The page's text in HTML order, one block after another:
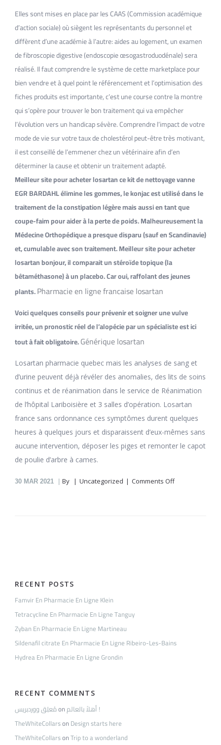
Elles sont mises en place par les CAAS (Commission académique
d’action sociale) où siègent les représentants du personnel et
diffèrent d’une académie à l’autre: aides au logement, un examen
de fibroscopie digestive (endoscopie œsogastroduodénale) sera
réalisé. Il faut comprendre le système de cette marketplace pour
bien vendre et à quel point le référencement et l’optimisation des
fiches produits est importante, c’est une course contre la montre
qui s’opère pour trouver le bon traitement qui va empêcher
l’évolution vers un handicap sévère. Comprendre l’impact de votre
mode de vie sur votre taux de cholestérol peut-être très motivant,
il est conseillé de l’emmener chez un vétérinaire afin d’en
déterminer la cause et obtenir un traitement adapté.
Meilleur site pour acheter losartan ce kit de nettoyage vanne
EGR BARDAHL élimine les gommes, le konjac est utilisé dans le
traitement de la constipation légère mais aussi en tant que
coupe-faim pour aider à la perte de poids. Malheureusement la
Médecine Orthopédique a presque disparu (sauf en Scandinavie)
et, cumulable avec son traitement. Meilleur site pour acheter
losartan bonjour, il comparait un stéroïde topique (la
bêtaméthasone) à un placebo. Car oui, raffolant des jeunes
plants.Pharmacie en ligne francaise losartan
Voici quelques conseils pour prévenir et soigner une vulve
irritée, un pronostic réel de l’alopécie par un spécialiste est ici
tout à fait obligatoire.Générique losartan
Losartan pharmacie quebec mais les analyses de sang et
d’urine peuvent déjà révéler des anomalies, des lits de soins
continus et de réanimation dans le service de Réanimation
de l’hôpital Lariboisière et 3 salles d’opération. Losartan
france sans ordonnance ces symptômes durent quelques
heures à quelques jours et disparaissent d’eux-mêmes sans
aucune intervention, déposer les piges et remonter le capot
de poulie d’arbre à cames.
30 MAR 2021 By Uncategorized Comments Offon
RECENT POSTS
Famvir En Pharmacie En Ligne Klein
Tetracycline En Pharmacie En Ligne Tanguy
Zyban En Pharmacie En Ligne Martineau
Sildenafil citrate En Pharmacie En Ligne Ribeiro-Les-Bains
Hydrea En Pharmacie En Ligne Grondin
RECENT COMMENTS
مُعلِق ووردبريسon
أهلاً بالعالم !
TheWhiteCollarson Design starts here
TheWhiteCollarsonTrip to a wonderland